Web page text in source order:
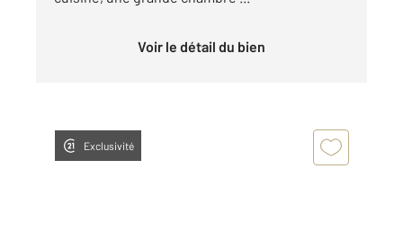
Voir le détail du bien
Exclusivité